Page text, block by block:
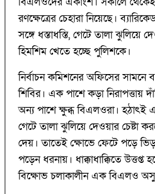
রণক্ষেত্রের চেহারা নিয়েছে।
সঙ্গে ধস্তাধস্তি, গেটে তালা ঝুলিয়ে
হিমশিম খেতে হচ্ছে পুলিশকে।
নির্বাচন কমিশনের অফিসের সামনে
শিবির। এক পাশে কড়া নিরাপত্তায়
অন্য পাশে ক্ষুব্ধ বিএলওরা।
গেটে তালা ঝুলিয়ে দেওয়ার চেষ্টা
দেয়। তাতেই ক্ষোভে ফেটে পড়ে
পড়েন ধরনায়। ধাক্কাধাক্কিতে
বিক্ষোভ চলাকালীন এক বিএলও